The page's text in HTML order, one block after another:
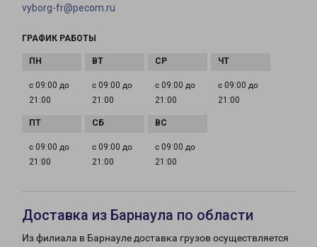
vyborg-fr@pecom.ru
ГРАФИК РАБОТЫ
с 09:00 до
21:00
с 09:00 до
21:00
с 09:00 до
21:00
с 09:00 до
21:00
с 09:00 до
21:00
с 09:00 до
21:00
с 09:00 до
21:00
Доставка из Барнаула по области
Из филиала в Барнауле доставка грузов осуществляется